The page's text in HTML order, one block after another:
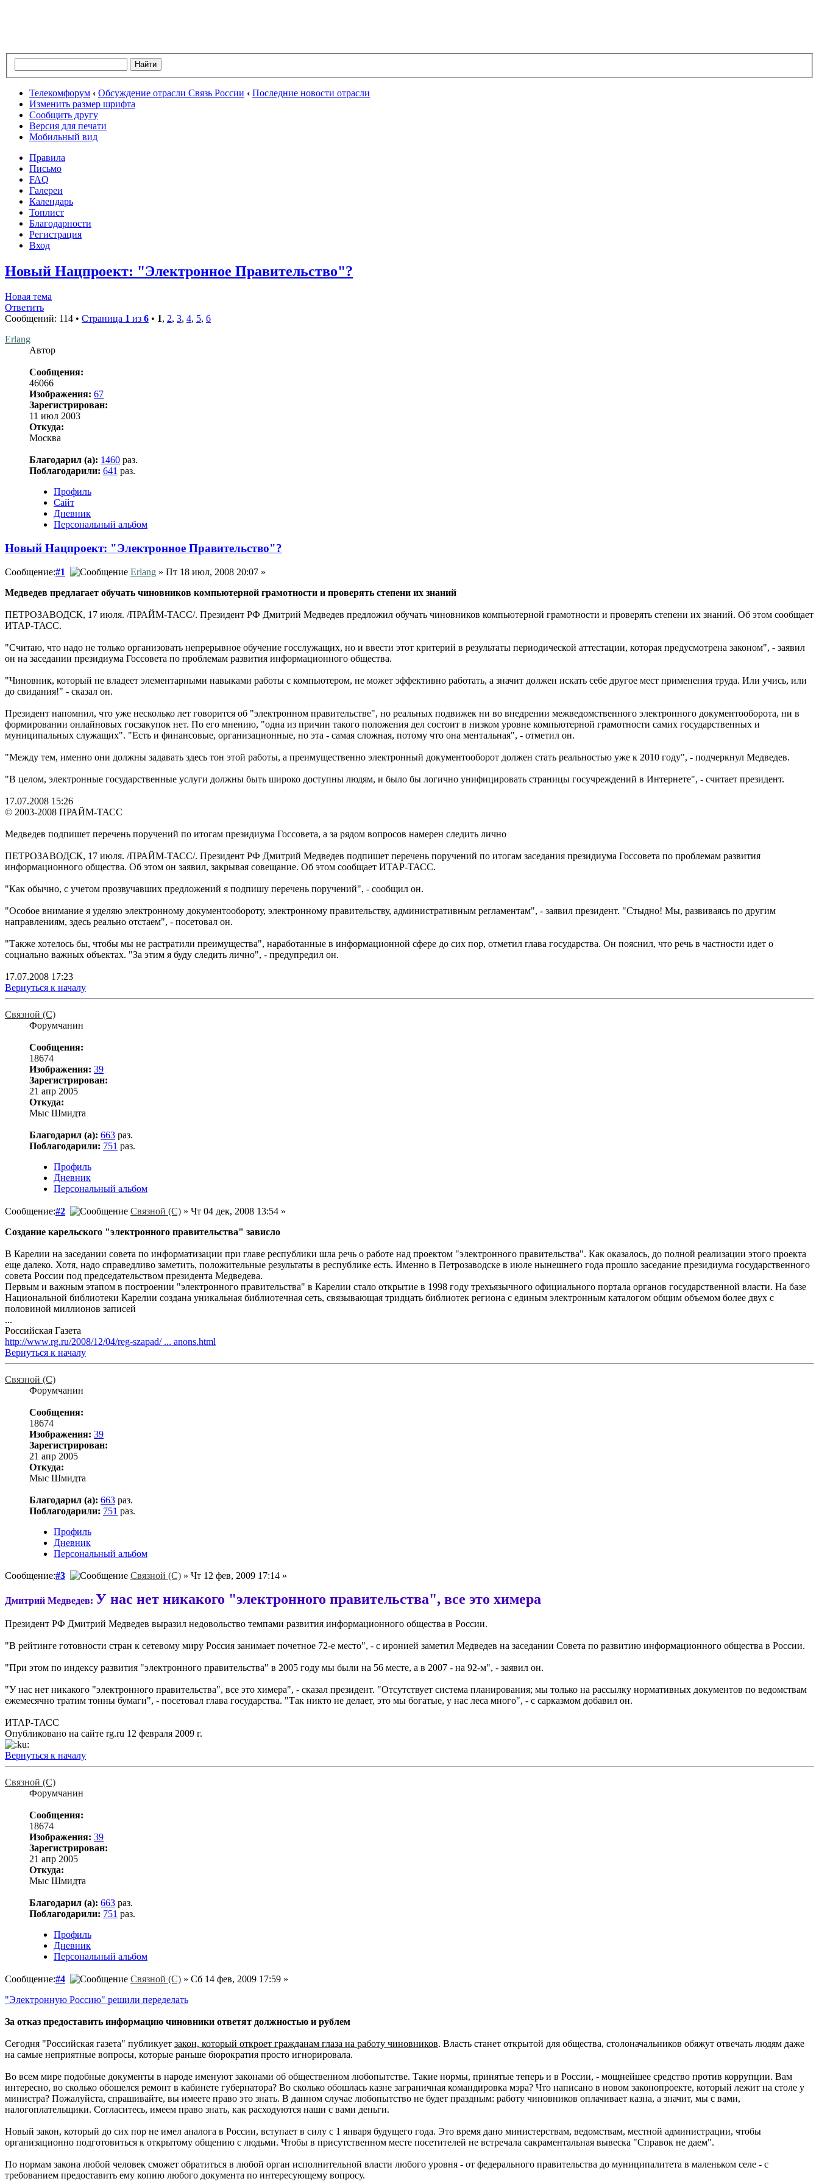
Телекомфорум ‹ Обсуждение отрасли Связь России ‹ Последние новости отрасли
Изменить размер шрифта
Сообщить другу
Версия для печати
Мобильный вид
Правила
Письмо
FAQ
Галереи
Календарь
Топлист
Благодарности
Регистрация
Вход
Новый Нацпроект: "Электронное Правительство"?
Новая тема
Ответить
Сообщений: 114 • Страница 1 из 6 • 1, 2, 3, 4, 5, 6
Erlang
Автор
Сообщения:
46066
Изображения: 67
Зарегистрирован:
11 июл 2003
Откуда:
Москва
Благодарил (а): 1460 раз.
Поблагодарили: 641 раз.
Профиль
Сайт
Дневник
Персональный альбом
Новый Нацпроект: "Электронное Правительство"?
Сообщение:#1 Erlang » Пт 18 июл, 2008 20:07 »
Медведев предлагает обучать чиновников компьютерной грамотности и проверять степени их знаний
ПЕТРОЗАВОДСК, 17 июля. /ПРАЙМ-ТАСС/. Президент РФ Дмитрий Медведев предложил обучать чиновников компьютерной грамотности и проверять степени их знаний. Об этом сообщает
ИТАР-ТАСС.
"Считаю, что надо не только организовать непрерывное обучение госслужащих, но и ввести этот критерий в результаты периодической аттестации, которая предусмотрена законом", - заявил
он на заседании президиума Госсовета по проблемам развития информационного общества.
"Чиновник, который не владеет элементарными навыками работы с компьютером, не может эффективно работать, а значит должен искать себе другое мест применения труда. Или учись, или
до свидания!" - сказал он.
Президент напомнил, что уже несколько лет говорится об "электронном правительстве", но реальных подвижек ни во внедрении межведомственного электронного документооборота, ни в
формировании онлайновых госзакупок нет. По его мнению, "одна из причин такого положения дел состоит в низком уровне компьютерной грамотности самих государственных и
муниципальных служащих". "Есть и финансовые, организационные, но эта - самая сложная, потому что она ментальная", - отметил он.
"Между тем, именно они должны задавать здесь тон этой работы, а преимущественно электронный документооборот должен стать реальностью уже к 2010 году", - подчеркнул Медведев.
"В целом, электронные государственные услуги должны быть широко доступны людям, и было бы логично унифицировать страницы госучреждений в Интернете", - считает президент.
17.07.2008 15:26
© 2003-2008 ПРАЙМ-ТАСС
Медведев подпишет перечень поручений по итогам президиума Госсовета, а за рядом вопросов намерен следить лично
ПЕТРОЗАВОДСК, 17 июля. /ПРАЙМ-ТАСС/. Президент РФ Дмитрий Медведев подпишет перечень поручений по итогам заседания президиума Госсовета по проблемам развития
информационного общества. Об этом он заявил, закрывая совещание. Об этом сообщает ИТАР-ТАСС.
"Как обычно, с учетом прозвучавших предложений я подпишу перечень поручений", - сообщил он.
"Особое внимание я уделяю электронному документообороту, электронному правительству, административным регламентам", - заявил президент. "Стыдно! Мы, развиваясь по другим
направлениям, здесь реально отстаем", - посетовал он.
"Также хотелось бы, чтобы мы не растратили преимущества", наработанные в информационной сфере до сих пор, отметил глава государства. Он пояснил, что речь в частности идет о
социально важных объектах. "За этим я буду следить лично", - предупредил он.
17.07.2008 17:23
Вернуться к началу
Связной (С)
Форумчанин
Сообщения:
18674
Изображения: 39
Зарегистрирован:
21 апр 2005
Откуда:
Мыс Шмидта
Благодарил (а): 663 раз.
Поблагодарили: 751 раз.
Профиль
Дневник
Персональный альбом
Сообщение:#2 Связной (С) » Чт 04 дек, 2008 13:54 »
Создание карельского "электронного правительства" зависло
В Карелии на заседании совета по информатизации при главе республики шла речь о работе над проектом "электронного правительства". Как оказалось, до полной реализации этого проекта
еще далеко. Хотя, надо справедливо заметить, положительные результаты в республике есть. Именно в Петрозаводске в июле нынешнего года прошло заседание президиума государственного
совета России под председательством президента Медведева.
Первым и важным этапом в построении "электронного правительства" в Карелии стало открытие в 1998 году трехъязычного официального портала органов государственной власти. На базе
Национальной библиотеки Карелии создана уникальная библиотечная сеть, связывающая тридцать библиотек региона с единым электронным каталогом общим объемом более двух с
половиной миллионов записей
...
Российская Газета
http://www.rg.ru/2008/12/04/reg-szapad/ ... anons.html
Вернуться к началу
Связной (С)
Форумчанин
Сообщения:
18674
Изображения: 39
Зарегистрирован:
21 апр 2005
Откуда:
Мыс Шмидта
Благодарил (а): 663 раз.
Поблагодарили: 751 раз.
Профиль
Дневник
Персональный альбом
Сообщение:#3 Связной (С) » Чт 12 фев, 2009 17:14 »
Дмитрий Медведев: У нас нет никакого "электронного правительства", все это химера
Президент РФ Дмитрий Медведев выразил недовольство темпами развития информационного общества в России.
"В рейтинге готовности стран к сетевому миру Россия занимает почетное 72-е место", - с иронией заметил Медведев на заседании Совета по развитию информационного общества в России.
"При этом по индексу развития "электронного правительства" в 2005 году мы были на 56 месте, а в 2007 - на 92-м", - заявил он.
"У нас нет никакого "электронного правительства", все это химера", - сказал президент. "Отсутствует система планирования; мы только на рассылку нормативных документов по ведомствам
ежемесячно тратим тонны бумаги", - посетовал глава государства. "Так никто не делает, это мы богатые, у нас леса много", - с сарказмом добавил он.
ИТАР-ТАСС
Опубликовано на сайте rg.ru 12 февраля 2009 г.
Вернуться к началу
Связной (С)
Форумчанин
Сообщения:
18674
Изображения: 39
Зарегистрирован:
21 апр 2005
Откуда:
Мыс Шмидта
Благодарил (а): 663 раз.
Поблагодарили: 751 раз.
Профиль
Дневник
Персональный альбом
Сообщение:#4 Связной (С) » Сб 14 фев, 2009 17:59 »
"Электронную Россию" решили переделать
За отказ предоставить информацию чиновники ответят должностью и рублем
Сегодня "Российская газета" публикует закон, который откроет гражданам глаза на работу чиновников. Власть станет открытой для общества, столоначальников обяжут отвечать людям даже
на самые неприятные вопросы, которые раньше бюрократия просто игнорировала.
Во всем мире подобные документы в народе именуют законами об общественном любопытстве. Такие нормы, принятые теперь и в России, - мощнейшее средство против коррупции. Вам
интересно, во сколько обошелся ремонт в кабинете губернатора? Во сколько обошлась казне заграничная командировка мэра? Что написано в новом законопроекте, который лежит на столе у
министра? Пожалуйста, спрашивайте, вы имеете право это знать. В данном случае любопытство не будет праздным: работу чиновников оплачивает казна, а значит, мы с вами,
налогоплательщики. Согласитесь, имеем право знать, как расходуются наши с вами деньги.
Новый закон, который до сих пор не имел аналога в России, вступает в силу с 1 января будущего года. Это время дано министерствам, ведомствам, местной администрации, чтобы
организационно подготовиться к открытому общению с людьми. Чтобы в присутственном месте посетителей не встречала сакраментальная вывеска "Справок не даем".
По нормам закона любой человек сможет обратиться в любой орган исполнительной власти любого уровня - от федерального правительства до муниципалитета в маленьком селе - с
требованием предоставить ему копию любого документа по интересующему вопросу.